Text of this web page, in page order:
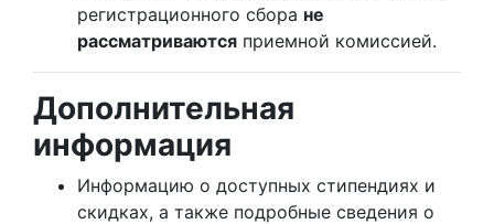
регистрационного сбора не
рассматриваются приемной комиссией.
Дополнительная
информация
Информацию о доступных стипендиях и
скидках, а также подробные сведения о